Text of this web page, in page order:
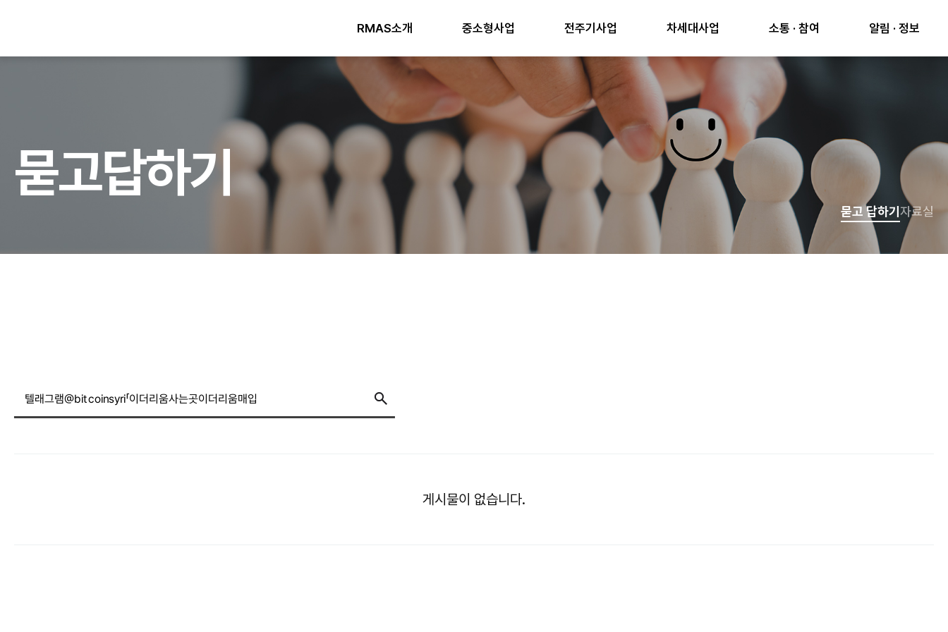
RMAS소개 중소형사업 전주기사업 차세대사업 소통 · 참여 알림 · 정보
묻고답하기
묻고 답하기 자료실
게시물이 없습니다.